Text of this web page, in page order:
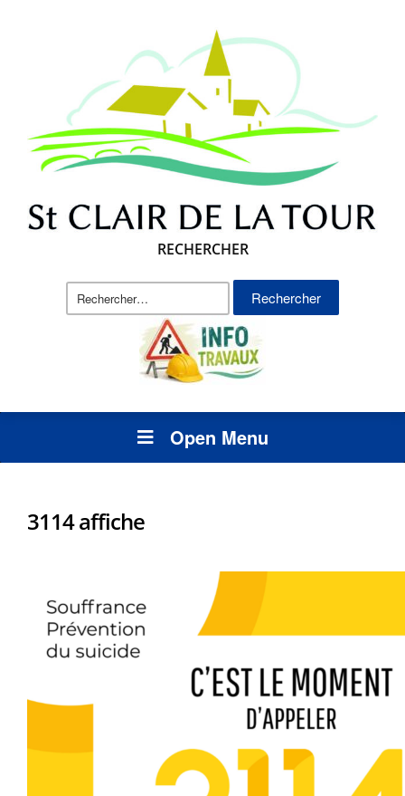
RECHERCHER
Rechercher :
Open Menu
3114 affiche